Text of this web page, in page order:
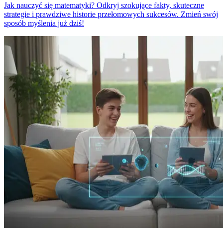
Jak nauczyć się matematyki? Odkryj szokujące fakty, skuteczne
strategie i prawdziwe historie przełomowych sukcesów. Zmień swój
sposób myślenia już dziś!